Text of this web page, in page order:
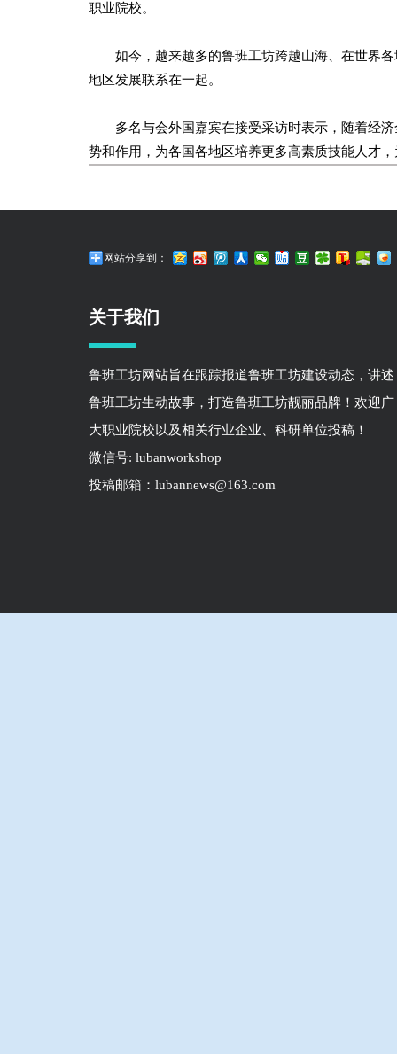
职业院校。
如今，越来越多的鲁班工坊跨越山海、在世界各
地区发展联系在一起。
多名与会外国嘉宾在接受采访时表示，随着经济
势和作用，为各国各地区培养更多高素质技能人才
网站分享到：
关于我们
鲁班工坊网站旨在跟踪报道鲁班工坊建设动态，讲述
鲁班工坊生动故事，打造鲁班工坊靓丽品牌！欢迎广
大职业院校以及相关行业企业、科研单位投稿！
微信号: lubanworkshop
投稿邮箱：lubannews@163.com